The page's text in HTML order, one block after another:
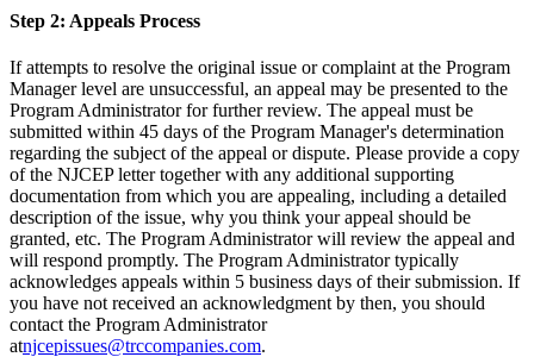
Step 2:​​​​‌ ‍ ​‍​‍‌‍ ‌ ​‍‌‍‍‌‌‍‌ ‌‍‍‌‌‍ ‍​‍​‍​ ‍‍​‍​‍‌ ​ ‌‍​‌‌‍ ‍‌‍‍‌‌ ‌​‌ ‍‌​‍ ‍‌‍‍‌‌‍ ​‍​‍​‍ ​​‍​‍‌‍‍​‌ ​‍‌‍‌‌‌‍‌‍​‍​‍​ ‍‍​‍​‍‌‍‍​‌ ‌​‌ ‌​‌ ​​​ ‍‍​‍ ​‍ ‌‍ ​‌‍ ‌‍​ ‌‍​‌‌‍ ​‌‍‍​‌‍ ‌ ​ ‌ ‌​​ ‍‍​ ​ ​ ​ ​ ​ ​ ​ ​‍ ‌‍‍‌‌‍ ‍‌ ‌​‌‍‌‌‌‍ ‍‌ ‌​​‍ ‌‍‌‌‌‍‌​‌‍‍‌‌ ‌​​‍ ‌‍ ‌‌‍ ‌‍‌​‌‍‌‌​ ‌‌ ​​‌ ​‍‌‍‌‌‌ ​ ‌‍‌‌‌‍ ‍‌ ‌​‌‍​‌‌ ‌​‌‍‍‌‌‍ ‌‍ ‍​ ‍ ‌‍‍‌‌‍‌​​ ‌‌‍​‍‌‍​‌‌‍​‍‌‍‌‍​ ‌‍‌‍‌‍‌‍​ ​ ‌​​‍ ‌‌‍‌​‌‍​‌‌‍​‍​ ​‌​‍ ‌​ ‌​‌‍‌‌‌‍‌‌‌‍​ ​‍ ‌​ ‍‌​ ‍‌‌‍​‍​ ​​​‍ ‌​ ​​‌‍​‍​ ​ ​ ‌‍‌‍‌​‌‍​‍​ ‌ ​ ‌ ​ ​ ​ ​​​ ‍‌​ ​ ​ ‍ ‌ ‌​‌ ‍‌‌ ​​‌‍‌‌​ ‌‌‍‍​‌‍‌‌‌‍ ​‌ ​​‌‌‌​‌‍ ‌ ​​‌‍‍‌‌‍​ ​ ‍ ‌ ​​‌‍​‌‌ ‌​‌‍‍​​ ‌‌‍​ ‌‍ ‌‍ ‍‌ ‌​‌‍‌‌‌‍ ‍‌ ‌​​‍‌‌​ ‌‌‌​​‍‌‌ ‌‍‍ ‌‍‌‌‌ ‍‌​‍‌‌​ ​ ‌​‌​​‍‌‌​ ​ ‌​‌​​‍‌‌​ ​‍​ ​‍​ ​‍​ ‌‌‌‍​ ‌‍​‌‌‍‌‌​ ‍​‌‍‌​​ ​‌​ ​​‌‍‌​​ ‌‍‌‍‌‍​‍‌‌​ ​‍​ ​‍​‍‌‌​ ‌‌‌​‌​​‍ ‍‌‍​ ‌‍‍​‌‍‍‌‌‍ ​‌‍‌​‌ ​‍‌‍‌‌‌‍ ‍​‍‌‌​ ‌‌‌​​‍‌‌ ‌‍‍ ‌‍‌‌‌ ‍‌​‍‌‌​ ​ ‌​‌​​‍‌‌​ ​ ‌​‌​​‍‌‌​ ​‍​ ​‍​ ​ ​ ‌‌‌‍‌‌‌‍‌‍‌‍​‌​ ‌ ​ ‍​​ ​‍‌‍​‌​ ‌‌​ ‌ ​ ​ ​‍‌‌​ ​‍​ ​‍​‍‌‌​ ‌‌‌​‌​​‍ ‍‌ ‌​‌‍‌‌‌ ‍​‌ ‌​​ ‌‍​‍‌‍​‌‌ ​ ‌‍‌‌‌‌‌‌‌ ​‍‌‍ ​​ ‌‌‍‍​‌ ‌​‌ ‌​‌ ​​​‍‌‌​ ​ ‌​​‌​‍‌‌​ ​‍‌​‌‍​‍‌‌​ ​‍‌​‌‍‌‍ ​‌‍ ‌‍​ ‌‍​‌‌‍ ​‌‍‍​‌‍ ‌ ​ ‌ ‌​​‍‌‌​ ​ ‌​​‌​ ​ ​ ​ ​ ​ ​ ​ ​‍‌‍‌‍‍‌‌‍‌​​ ‌‌‍​‍‌‍​‌‌‍​‍‌‍‌‍​ ‌‍‌‍‌‍‌‍​ ​ ‌​​‍ ‌‌‍‌​‌‍​‌‌‍​‍​ ​‌​‍ ‌​ ‌​‌‍‌‌‌‍‌‌‌‍​ ​‍ ‌​ ‍‌​ ‍‌‌‍​‍​ ​​​‍ ‌​ ​​‌‍​‍​ ​ ​ ‌‍‌‍‌​‌‍​‍​ ‌ ​ ‌ ​ ​ ​ ​​​ ‍‌​ ​ ​‍‌‍‌ ‌​‌ ‍‌‌ ​​‌‍‌‌​ ‌‌‍‍​‌‍‌‌‌‍ ​‌ ​​‌‌‌​‌‍ ‌ ​​‌‍‍‌‌‍​ ​‍‌‍‌ ​​‌‍​‌‌ ‌​‌‍‍​​ ‌‌‍​ ‌‍ ‌‍ ‍‌ ‌​‌‍‌‌‌‍ ‍‌ ‌​​‍‌‌​ ‌‌‌​​‍‌‌ ‌‍‍ ‌‍‌‌‌ ‍‌​‍‌‌​ ​ ‌​‌​​‍‌‌​ ​ ‌​‌​​‍‌‌​ ​‍​ ​‍​ ​‍​ ‌‌‌‍​ ‌‍​‌‌‍‌‌​ ‍​‌‍‌​​ ​‌​ ​​‌‍‌​​ ‌‍‌‍‌‍​‍‌‌​ ​‍​ ​‍​‍‌‌​ ‌‌‌​‌​​‍ ‍‌‍​ ‌‍‍​‌‍‍‌‌‍ ​‌‍‌​‌ ​‍‌‍‌‌‌‍ ‍​‍‌‌​ ‌‌‌​​‍‌‌ ‌‍‍ ‌‍‌‌‌ ‍‌​‍‌‌​ ​ ‌​‌​​‍‌‌​ ​ ‌​‌​​‍‌‌​ ​‍​ ​‍​ ​ ​ ‌‌‌‍‌‌‌‍‌‍‌‍​‌​ ‌ ​ ‍​​ ​‍‌‍​‌​ ‌‌​ ‌ ​ ​ ​‍‌‌​ ​‍​ ​‍​‍‌‌​ ‌‌‌​‌​​‍ ‍‌ ‌​‌‍‌‌‌ ‍​‌ ‌​​‍‌‍‌ ​​‌‍‌‌‌ ​‍‌ ​ ‌ ​​‌‍‌‌‌‍​ ‌ ‌​‌‍‍‌‌ ‌‍‌‍‌‌​ ‌‌ ​​‌ ‌‌‌‍​‍‌‍ ​‌‍‍‌‌ ​ ‌‍‍​‌‍‌‌‌‍‌​​‍​‍‌ ‌ Appeals Process​​​​‌ ‍ ​‍​‍‌‍ ‌ ​‍‌‍‍‌‌‍‌ ‌‍‍‌‌‍ ‍​‍​‍​ ‍‍​‍​‍‌ ​ ‌‍​‌‌‍ ‍‌‍‍‌‌ ‌​‌ ‍‌​‍ ‍‌‍‍‌‌‍ ​‍​‍​‍ ​​‍​‍‌‍‍​‌ ​‍‌‍‌‌‌‍‌‍​‍​‍​ ‍‍​‍​‍‌‍‍​‌ ‌​‌ ‌​‌ ​​​ ‍‍​‍ ​‍ ‌‍ ​‌‍ ‌‍​ ‌‍​‌‌‍ ​‌‍‍​‌‍ ‌ ​ ‌ ‌​​ ‍‍​ ​ ​ ​ ​ ​ ​ ​ ​‍ ‌‍‍‌‌‍ ‍‌ ‌​‌‍‌‌‌‍ ‍‌ ‌​​‍ ‌‍‌‌‌‍‌​‌‍‍‌‌ ‌​​‍ ‌‍ ‌‌‍ ‌‍‌​‌‍‌‌​ ‌‌ ​​‌ ​‍‌‍‌‌‌ ​ ‌‍‌‌‌‍ ‍‌ ‌​‌‍​‌‌ ‌​‌‍‍‌‌‍ ‌‍ ‍​ ‍ ‌‍‍‌‌‍‌​​ ‌‌‍​‍‌‍​‌‌‍​‍‌‍‌‍​ ‌‍‌‍‌‍‌‍​ ​ ‌​​‍ ‌‌‍‌​‌‍​‌‌‍​‍​ ​‌​‍ ‌​ ‌​‌‍‌‌‌‍‌‌‌‍​ ​‍ ‌​ ‍‌​ ‍‌‌‍​‍​ ​​​‍ ‌​ ​​‌‍​‍​ ​ ​ ‌‍‌‍‌​‌‍​‍​ ‌ ​ ‌ ​ ​ ​ ​​​ ‍‌​ ​ ​ ‍ ‌ ‌​‌ ‍‌‌ ​​‌‍‌‌​ ‌‌‍‍​‌‍‌‌‌‍ ​‌ ​​‌‌‌​‌‍ ‌ ​​‌‍‍‌‌‍​ ​ ‍ ‌ ​​‌‍​‌‌ ‌​‌‍‍​​ ‌‌‍​ ‌‍ ‌‍ ‍‌ ‌​‌‍‌‌‌‍ ‍‌ ‌​​‍‌‌​ ‌‌‌​​‍‌‌ ‌‍‍ ‌‍‌‌‌ ‍‌​‍‌‌​ ​ ‌​‌​​‍‌‌​ ​ ‌​‌​​‍‌‌​ ​‍​ ​‍​ ​‍​ ‌‌‌‍​ ‌‍​‌‌‍‌‌​ ‍​‌‍‌​​ ​‌​ ​​‌‍‌​​ ‌‍‌‍‌‍​‍‌‌​ ​‍​ ​‍​‍‌‌​ ‌‌‌​‌​​‍ ‍‌‍​ ‌‍‍​‌‍‍‌‌‍ ​‌‍‌​‌ ​‍‌‍‌‌‌‍ ‍​‍‌‌​ ‌‌‌​​‍‌‌ ‌‍‍ ‌‍‌‌‌ ‍‌​‍‌‌​ ​ ‌​‌​​‍‌‌​ ​ ‌​‌​​‍‌‌​ ​‍​ ​‍​ ​‍‌‍‌​‌‍‌‍​ ‌​​ ‌‌​ ‌ ‌‍‌‌‌‍​ ‌‍​ ‌‍​‌​ ‍​​ ‌‍​‍‌‌​ ​‍​ ​‍​‍‌‌​ ‌‌‌​‌​​‍ ‍‌ ‌​‌‍‌‌‌ ‍​‌ ‌​​ ‌‍​‍‌‍​‌‌ ​ ‌‍‌‌‌‌‌‌‌ ​‍‌‍ ​​ ‌‌‍‍​‌ ‌​‌ ‌​‌ ​​​‍‌‌​ ​ ‌​​‌​‍‌‌​ ​‍‌​‌‍​‍‌‌​ ​‍‌​‌‍‌‍ ​‌‍ ‌‍​ ‌‍​‌‌‍ ​‌‍‍​‌‍ ‌ ​ ‌ ‌​​‍‌‌​ ​ ‌​​‌​ ​ ​ ​ ​ ​ ​ ​ ​‍‌‍‌‍‍‌‌‍‌​​ ‌‌‍​‍‌‍​‌‌‍​‍‌‍‌‍​ ‌‍‌‍‌‍‌‍​ ​ ‌​​‍ ‌‌‍‌​‌‍​‌‌‍​‍​ ​‌​‍ ‌​ ‌​‌‍‌‌‌‍‌‌‌‍​ ​‍ ‌​ ‍‌​ ‍‌‌‍​‍​ ​​​‍ ‌​ ​​‌‍​‍​ ​ ​ ‌‍‌‍‌​‌‍​‍​ ‌ ​ ‌ ​ ​ ​ ​​​ ‍‌​ ​ ​‍‌‍‌ ‌​‌ ‍‌‌ ​​‌‍‌‌​ ‌‌‍‍​‌‍‌‌‌‍ ​‌ ​​‌‌‌​‌‍ ‌ ​​‌‍‍‌‌‍​ ​‍‌‍‌ ​​‌‍​‌‌ ‌​‌‍‍​​ ‌‌‍​ ‌‍ ‌‍ ‍‌ ‌​‌‍‌‌‌‍ ‍‌ ‌​​‍‌‌​ ‌‌‌​​‍‌‌ ‌‍‍ ‌‍‌‌‌ ‍‌​‍‌‌​ ​ ‌​‌​​‍‌‌​ ​ ‌​‌​​‍‌‌​ ​‍​ ​‍​ ​‍​ ‌‌‌‍​ ‌‍​‌‌‍‌‌​ ‍​‌‍‌​​ ​‌​ ​​‌‍‌​​ ‌‍‌‍‌‍​‍‌‌​ ​‍​ ​‍​‍‌‌​ ‌‌‌​‌​​‍ ‍‌‍​ ‌‍‍​‌‍‍‌‌‍ ​‌‍‌​‌ ​‍‌‍‌‌‌‍ ‍​‍‌‌​ ‌‌‌​​‍‌‌ ‌‍‍ ‌‍‌‌‌ ‍‌​‍‌‌​ ​ ‌​‌​​‍‌‌​ ​ ‌​‌​​‍‌‌​ ​‍​ ​‍​ ​‍‌‍‌​‌‍‌‍​ ‌​​ ‌‌​ ‌ ‌‍‌‌‌‍​ ‌‍​ ‌‍​‌​ ‍​​ ‌‍​‍‌‌​ ​‍​ ​‍​‍‌‌​ ‌‌‌​‌​​‍ ‍‌ ‌​‌‍‌‌‌ ‍​‌ ‌​​‍‌‍‌ ​​‌‍‌‌‌ ​‍‌ ​ ‌ ​​‌‍‌‌‌‍​ ‌ ‌​‌‍‍‌‌ ‌‍‌‍‌‌​ ‌‌ ​​‌ ‌‌‌‍​‍‌‍ ​‌‍‍‌‌ ​ ‌‍‍​‌‍‌‌‌‍‌​​‍​‍‌ ‌
If attempts to resolve the original issue or complaint at the Program
Manager level are unsuccessful, an appeal may be presented to the
Program Administrator for further review. The appeal must be
submitted within 45 days of the Program Manager's determination
regarding the subject of the appeal or dispute. Please provide a copy
of the NJCEP letter together with any additional supporting
documentation from which you are appealing, including a detailed
description of the issue, why you think your appeal should be
granted, etc. The Program Administrator will review the appeal and
will respond promptly. The Program Administrator typically
acknowledges appeals within 5 business days of their submission. If
you have not received an acknowledgment by then, you should
contact the Program Administrator
at​​​​‌ ‍ ​‍​‍‌‍ ‌ ​‍‌‍‍‌‌‍‌ ‌‍‍‌‌‍ ‍​‍​‍​ ‍‍​‍​‍‌ ​ ‌‍​‌‌‍ ‍‌‍‍‌‌ ‌​‌ ‍‌​‍ ‍‌‍‍‌‌‍ ​‍​‍​‍ ​​‍​‍‌‍‍​‌ ​‍‌‍‌‌‌‍‌‍​‍​‍​ ‍‍​‍​‍‌‍‍​‌ ‌​‌ ‌​‌ ​​​ ‍‍​‍ ​‍ ‌‍ ​‌‍ ‌‍​ ‌‍​‌‌‍ ​‌‍‍​‌‍ ‌ ​ ‌ ‌​​ ‍‍​ ​ ​ ​ ​ ​ ​ ​ ​‍ ‌‍‍‌‌‍ ‍‌ ‌​‌‍‌‌‌‍ ‍‌ ‌​​‍ ‌‍‌‌‌‍‌​‌‍‍‌‌ ‌​​‍ ‌‍ ‌‌‍ ‌‍‌​‌‍‌‌​ ‌‌ ​​‌ ​‍‌‍‌‌‌ ​ ‌‍‌‌‌‍ ‍‌ ‌​‌‍​‌‌ ‌​‌‍‍‌‌‍ ‌‍ ‍​ ‍ ‌‍‍‌‌‍‌​​ ‌‌‍​‍‌‍​‌‌‍​‍‌‍‌‍​ ‌‍‌‍‌‍‌‍​ ​ ‌​​‍ ‌‌‍‌​‌‍​‌‌‍​‍​ ​‌​‍ ‌​ ‌​‌‍‌‌‌‍‌‌‌‍​ ​‍ ‌​ ‍‌​ ‍‌‌‍​‍​ ​​​‍ ‌​ ​​‌‍​‍​ ​ ​ ‌‍‌‍‌​‌‍​‍​ ‌ ​ ‌ ​ ​ ​ ​​​ ‍‌​ ​ ​ ‍ ‌ ‌​‌ ‍‌‌ ​​‌‍‌‌​ ‌‌‍‍​‌‍‌‌‌‍ ​‌ ​​‌‌‌​‌‍ ‌ ​​‌‍‍‌‌‍​ ​ ‍ ‌ ​​‌‍​‌‌ ‌​‌‍‍​​ ‌‌‍​ ‌‍ ‌‍ ‍‌ ‌​‌‍‌‌‌‍ ‍‌ ‌​​‍‌‌​ ‌‌‌​​‍‌‌ ‌‍‍ ‌‍‌‌‌ ‍‌​‍‌‌​ ​ ‌​‌​​‍‌‌​ ​ ‌​‌​​‍‌‌​ ​‍​ ​‍‌‍​‌​ ‌‌‌‍​‌‌‍​‌​ ‌​​ ‌ ​ ‌‍​ ​​​ ‍​​ ​‌​ ​‌​ ‌‌​‍‌‌​ ​‍​ ​‍​‍‌‌​ ‌‌‌​‌​​‍ ‍‌‍​ ‌‍‍​‌‍‍‌‌‍ ​‌‍‌​‌ ​‍‌‍‌‌‌‍ ‍​‍‌‌​ ‌‌‌​​‍‌‌ ‌‍‍ ‌‍‌‌‌ ‍‌​‍‌‌​ ​ ‌​‌​​‍‌‌​ ​ ‌​‌​​‍‌‌​ ​‍​ ​‍​ ‍​‌‍‌‌​ ​​​ ‌‍​ ‌ ​ ‌‍​ ‌‍​ ‌‌‌‍‌​​ ​‌‌‍‌‌​ ‍​​‍‌‌​ ​‍​ ​‍​‍‌‌​ ‌‌‌​‌​​‍ ‍‌ ‌​‌‍‌‌‌ ‍​‌ ‌​​ ‌‍​‍‌‍​‌‌ ​ ‌‍‌‌‌‌‌‌‌ ​‍‌‍ ​​ ‌‌‍‍​‌ ‌​‌ ‌​‌ ​​​‍‌‌​ ​ ‌​​‌​‍‌‌​ ​‍‌​‌‍​‍‌‌​ ​‍‌​‌‍‌‍ ​‌‍ ‌‍​ ‌‍​‌‌‍ ​‌‍‍​‌‍ ‌ ​ ‌ ‌​​‍‌‌​ ​ ‌​​‌​ ​ ​ ​ ​ ​ ​ ​ ​‍‌‍‌‍‍‌‌‍‌​​ ‌‌‍​‍‌‍​‌‌‍​‍‌‍‌‍​ ‌‍‌‍‌‍‌‍​ ​ ‌​​‍ ‌‌‍‌​‌‍​‌‌‍​‍​ ​‌​‍ ‌​ ‌​‌‍‌‌‌‍‌‌‌‍​ ​‍ ‌​ ‍‌​ ‍‌‌‍​‍​ ​​​‍ ‌​ ​​‌‍​‍​ ​ ​ ‌‍‌‍‌​‌‍​‍​ ‌ ​ ‌ ​ ​ ​ ​​​ ‍‌​ ​ ​‍‌‍‌ ‌​‌ ‍‌‌ ​​‌‍‌‌​ ‌‌‍‍​‌‍‌‌‌‍ ​‌ ​​‌‌‌​‌‍ ‌ ​​‌‍‍‌‌‍​ ​‍‌‍‌ ​​‌‍​‌‌ ‌​‌‍‍​​ ‌‌‍​ ‌‍ ‌‍ ‍‌ ‌​‌‍‌‌‌‍ ‍‌ ‌​​‍‌‌​ ‌‌‌​​‍‌‌ ‌‍‍ ‌‍‌‌‌ ‍‌​‍‌‌​ ​ ‌​‌​​‍‌‌​ ​ ‌​‌​​‍‌‌​ ​‍​ ​‍‌‍​‌​ ‌‌‌‍​‌‌‍​‌​ ‌​​ ‌ ​ ‌‍​ ​​​ ‍​​ ​‌​ ​‌​ ‌‌​‍‌‌​ ​‍​ ​‍​‍‌‌​ ‌‌‌​‌​​‍ ‍‌‍​ ‌‍‍​‌‍‍‌‌‍ ​‌‍‌​‌ ​‍‌‍‌‌‌‍ ‍​‍‌‌​ ‌‌‌​​‍‌‌ ‌‍‍ ‌‍‌‌‌ ‍‌​‍‌‌​ ​ ‌​‌​​‍‌‌​ ​ ‌​‌​​‍‌‌​ ​‍​ ​‍​ ‍​‌‍‌‌​ ​​​ ‌‍​ ‌ ​ ‌‍​ ‌‍​ ‌‌‌‍‌​​ ​‌‌‍‌‌​ ‍​​‍‌‌​ ​‍​ ​‍​‍‌‌​ ‌‌‌​‌​​‍ ‍‌ ‌​‌‍‌‌‌ ‍​‌ ‌​​‍‌‍‌ ​​‌‍‌‌‌ ​‍‌ ​ ‌ ​​‌‍‌‌‌‍​ ‌ ‌​‌‍‍‌‌ ‌‍‌‍‌‌​ ‌‌ ​​‌ ‌‌‌‍​‍‌‍ ​‌‍‍‌‌ ​ ‌‍‍​‌‍‌‌‌‍‌​​‍​‍‌ ‌njcepissues@trccompanies.com.​​​​‌ ‍ ​‍​‍‌‍ ‌ ​‍‌‍‍‌‌‍‌ ‌‍‍‌‌‍ ‍​‍​‍​ ‍‍​‍​‍‌ ​ ‌‍​‌‌‍ ‍‌‍‍‌‌ ‌​‌ ‍‌​‍ ‍‌‍‍‌‌‍ ​‍​‍​‍ ​​‍​‍‌‍‍​‌ ​‍‌‍‌‌‌‍‌‍​‍​‍​ ‍‍​‍​‍‌‍‍​‌ ‌​‌ ‌​‌ ​​​ ‍‍​‍ ​‍ ‌‍ ​‌‍ ‌‍​ ‌‍​‌‌‍ ​‌‍‍​‌‍ ‌ ​ ‌ ‌​​ ‍‍​ ​ ​ ​ ​ ​ ​ ​ ​‍ ‌‍‍‌‌‍ ‍‌ ‌​‌‍‌‌‌‍ ‍‌ ‌​​‍ ‌‍‌‌‌‍‌​‌‍‍‌‌ ‌​​‍ ‌‍ ‌‌‍ ‌‍‌​‌‍‌‌​ ‌‌ ​​‌ ​‍‌‍‌‌‌ ​ ‌‍‌‌‌‍ ‍‌ ‌​‌‍​‌‌ ‌​‌‍‍‌‌‍ ‌‍ ‍​ ‍ ‌‍‍‌‌‍‌​​ ‌‌‍​‍‌‍​‌‌‍​‍‌‍‌‍​ ‌‍‌‍‌‍‌‍​ ​ ‌​​‍ ‌‌‍‌​‌‍​‌‌‍​‍​ ​‌​‍ ‌​ ‌​‌‍‌‌‌‍‌‌‌‍​ ​‍ ‌​ ‍‌​ ‍‌‌‍​‍​ ​​​‍ ‌​ ​​‌‍​‍​ ​ ​ ‌‍‌‍‌​‌‍​‍​ ‌ ​ ‌ ​ ​ ​ ​​​ ‍‌​ ​ ​ ‍ ‌ ‌​‌ ‍‌‌ ​​‌‍‌‌​ ‌‌‍‍​‌‍‌‌‌‍ ​‌ ​​‌‌‌​‌‍ ‌ ​​‌‍‍‌‌‍​ ​ ‍ ‌ ​​‌‍​‌‌ ‌​‌‍‍​​ ‌‌‍​ ‌‍ ‌‍ ‍‌ ‌​‌‍‌‌‌‍ ‍‌ ‌​​‍‌‌​ ‌‌‌​​‍‌‌ ‌‍‍ ‌‍‌‌‌ ‍‌​‍‌‌​ ​ ‌​‌​​‍‌‌​ ​ ‌​‌​​‍‌‌​ ​‍​ ​‍‌‍​‌​ ‌‌‌‍​‌‌‍​‌​ ‌​​ ‌ ​ ‌‍​ ​​​ ‍​​ ​‌​ ​‌​ ‌‌​‍‌‌​ ​‍​ ​‍​‍‌‌​ ‌‌‌​‌​​‍ ‍‌‍​ ‌‍‍​‌‍‍‌‌‍ ​‌‍‌​‌ ​‍‌‍‌‌‌‍ ‍​‍‌‌​ ‌‌‌​​‍‌‌ ‌‍‍ ‌‍‌‌‌ ‍‌​‍‌‌​ ​ ‌​‌​​‍‌‌​ ​ ‌​‌​​‍‌‌​ ​‍​ ​‍​ ‌‍‌‍​ ​ ‌ ​ ‌‌​ ‌‌​ ​​​ ​‍​ ​‌​ ‍​​ ​​​ ‌ ​ ‍‌​‍‌‌​ ​‍​ ​‍​‍‌‌​ ‌‌‌​‌​​‍ ‍‌ ‌​‌‍‌‌‌ ‍​‌ ‌​​ ‌‍​‍‌‍​‌‌ ​ ‌‍‌‌‌‌‌‌‌ ​‍‌‍ ​​ ‌‌‍‍​‌ ‌​‌ ‌​‌ ​​​‍‌‌​ ​ ‌​​‌​‍‌‌​ ​‍‌​‌‍​‍‌‌​ ​‍‌​‌‍‌‍ ​‌‍ ‌‍​ ‌‍​‌‌‍ ​‌‍‍​‌‍ ‌ ​ ‌ ‌​​‍‌‌​ ​ ‌​​‌​ ​ ​ ​ ​ ​ ​ ​ ​‍‌‍‌‍‍‌‌‍‌​​ ‌‌‍​‍‌‍​‌‌‍​‍‌‍‌‍​ ‌‍‌‍‌‍‌‍​ ​ ‌​​‍ ‌‌‍‌​‌‍​‌‌‍​‍​ ​‌​‍ ‌​ ‌​‌‍‌‌‌‍‌‌‌‍​ ​‍ ‌​ ‍‌​ ‍‌‌‍​‍​ ​​​‍ ‌​ ​​‌‍​‍​ ​ ​ ‌‍‌‍‌​‌‍​‍​ ‌ ​ ‌ ​ ​ ​ ​​​ ‍‌​ ​ ​‍‌‍‌ ‌​‌ ‍‌‌ ​​‌‍‌‌​ ‌‌‍‍​‌‍‌‌‌‍ ​‌ ​​‌‌‌​‌‍ ‌ ​​‌‍‍‌‌‍​ ​‍‌‍‌ ​​‌‍​‌‌ ‌​‌‍‍​​ ‌‌‍​ ‌‍ ‌‍ ‍‌ ‌​‌‍‌‌‌‍ ‍‌ ‌​​‍‌‌​ ‌‌‌​​‍‌‌ ‌‍‍ ‌‍‌‌‌ ‍‌​‍‌‌​ ​ ‌​‌​​‍‌‌​ ​ ‌​‌​​‍‌‌​ ​‍​ ​‍‌‍​‌​ ‌‌‌‍​‌‌‍​‌​ ‌​​ ‌ ​ ‌‍​ ​​​ ‍​​ ​‌​ ​‌​ ‌‌​‍‌‌​ ​‍​ ​‍​‍‌‌​ ‌‌‌​‌​​‍ ‍‌‍​ ‌‍‍​‌‍‍‌‌‍ ​‌‍‌​‌ ​‍‌‍‌‌‌‍ ‍​‍‌‌​ ‌‌‌​​‍‌‌ ‌‍‍ ‌‍‌‌‌ ‍‌​‍‌‌​ ​ ‌​‌​​‍‌‌​ ​ ‌​‌​​‍‌‌​ ​‍​ ​‍​ ‌‍‌‍​ ​ ‌ ​ ‌‌​ ‌‌​ ​​​ ​‍​ ​‌​ ‍​​ ​​​ ‌ ​ ‍‌​‍‌‌​ ​‍​ ​‍​‍‌‌​ ‌‌‌​‌​​‍ ‍‌ ‌​‌‍‌‌‌ ‍​‌ ‌​​‍‌‍‌ ​​‌‍‌‌‌ ​‍‌ ​ ‌ ​​‌‍‌‌‌‍​ ‌ ‌​‌‍‍‌‌ ‌‍‌‍‌‌​ ‌‌ ​​‌ ‌‌‌‍​‍‌‍ ​‌‍‍‌‌ ​ ‌‍‍​‌‍‌‌‌‍‌​​‍​‍‌ ‌